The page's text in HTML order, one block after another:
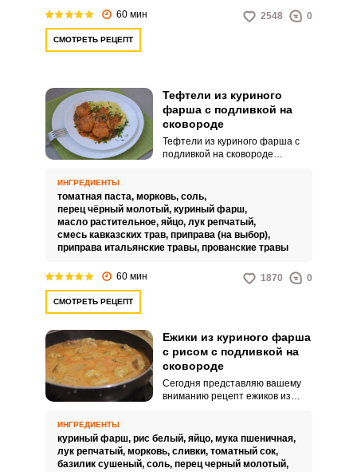
60 мин 2548 0
СМОТРЕТЬ РЕЦЕПТ
Тефтели из куриного
фарша с подливкой на
сковороде
Тефтели из куриного фарша с
подливкой на сковороде
получается сытным и очень
вкусным.
ИНГРЕДИЕНТЫ
томатная паста, морковь, соль,
перец чёрный молотый, куриный фарш,
масло растительное, яйцо, лук репчатый,
смесь кавказских трав, приправа (на выбор),
приправа итальянские травы, прованские травы
60 мин 1870 0
СМОТРЕТЬ РЕЦЕПТ
Ежики из куриного фарша
с рисом с подливкой на
сковороде
Сегодня представляю вашему
вниманию рецепт ежиков из
куриный фарш может быть
несколько суховат, особенно,
если приготовлен он из грудки.
ИНГРЕДИЕНТЫ
куриный фарш, рис белый, яйцо, мука пшеничная,
лук репчатый, морковь, сливки, томатный сок,
базилик сушеный, соль, перец черный молотый,